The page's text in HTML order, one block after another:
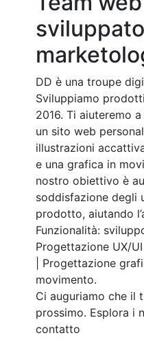
DD è una troupe
Sviluppiamo
2016. Ti aiuteremo
un sito web
illustrazioni
e una grafica in
nostro obiettivo è
soddisfazione degli
prodotto, aiutando
Funzionalità:
Progettazione UX/UI
| Progettazione
movimento.
Ci auguriamo che il
prossimo. Esplora i
contatto